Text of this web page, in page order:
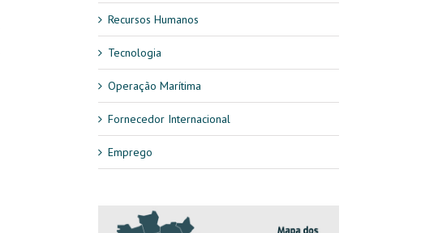
Recursos Humanos
Tecnologia
Operação Marítima
Fornecedor Internacional
Emprego